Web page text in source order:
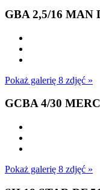
GBA 2,5/16 MAN
Pokaż galerię 8 zdjęć »
GCBA 4/30
Pokaż galerię 8 zdjęć »